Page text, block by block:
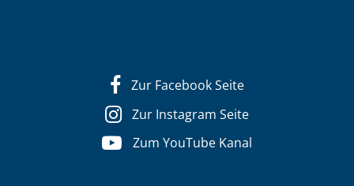
Zur Facebook Seite
Zur Instagram Seite
Zum YouTube Kanal